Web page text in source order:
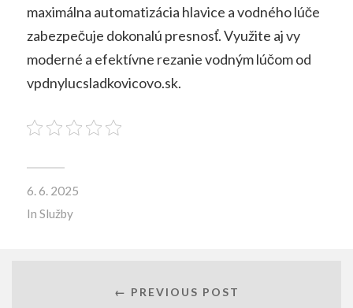
maximálna automatizácia hlavice a vodného lúče
zabezpečuje dokonalú presnosť. Využite aj vy
moderné a efektívne rezanie vodným lúčom od
vpdnylucsladkovicovo.sk.
6. 6. 2025
In Služby
← PREVIOUS POST